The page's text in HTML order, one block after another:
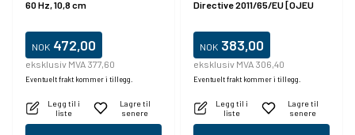
60 Hz, 10,8 cm
NOK 472,00
eksklusiv MVA 377,60
Eventuelt frakt kommer i tillegg.
Legg til i
liste
Lagre til
senere
Directive 2011/65/EU [OJEU
NOK 383,00
eksklusiv MVA 306,40
Eventuelt frakt kommer i tillegg.
Legg til i
liste
Lagre til
senere